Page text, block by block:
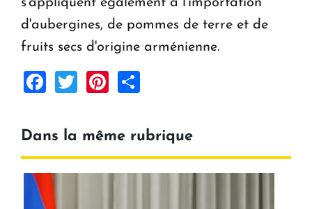
d'aubergines, de pommes de terre et de
fruits secs d'origine arménienne.
Facebook
TwitterPinterest
Dans la même rubrique